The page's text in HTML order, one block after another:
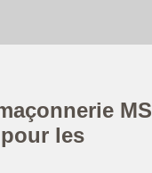
MS
les